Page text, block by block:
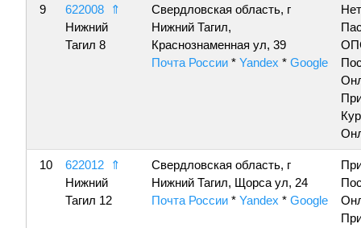
9 622008
⇑
Нижний
Тагил 8
Свердловская область, г
Нижний Тагил,
Краснознаменная ул, 39
Почта России * Yandex * Google
10 622012
⇑
Нижний
Тагил 12
Свердловская область, г
Нижний Тагил, Щорса ул, 24
Почта России * Yandex * Google